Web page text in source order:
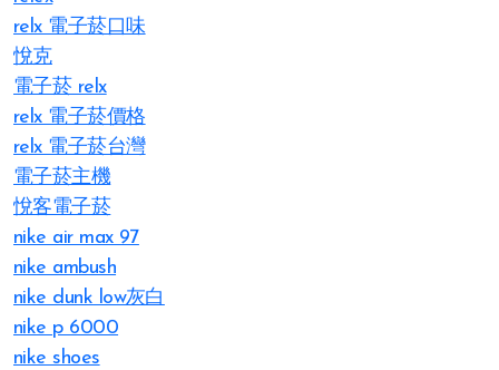
relx 電子菸口味
悅克
電子菸 relx
relx 電子菸價格
relx 電子菸台灣
電子菸主機
悅客電子菸
nike air max 97
nike ambush
nike dunk low灰白
nike p 6000
nike shoes